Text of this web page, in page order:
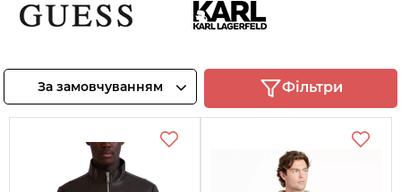
Переглянте
Переглянте
За замовчуванням Фільтри